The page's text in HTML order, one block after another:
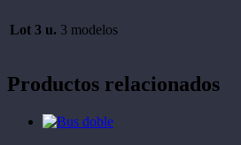
Lot 3 u. 3 modelos
Productos relacionados